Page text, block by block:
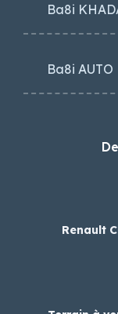
Ba8i
Ba8i AUTO
Renault